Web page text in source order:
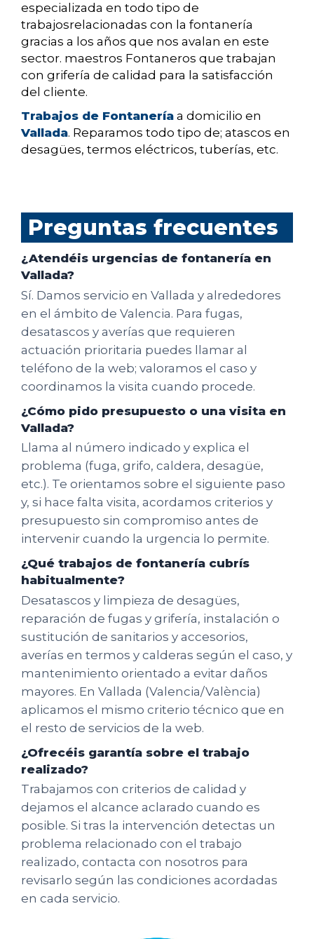
especializada en todo tipo de
trabajosrelacionadas con la fontanería
gracias a los años que nos avalan en este
sector. maestros Fontaneros que trabajan
con grifería de calidad para la satisfacción
del cliente.
Trabajos de Fontanería a domicilio en
Vallada. Reparamos todo tipo de; atascos en
desagües, termos eléctricos, tuberías, etc.
Preguntas frecuentes
¿Atendéis urgencias de fontanería en
Vallada?
Sí. Damos servicio en Vallada y alrededores
en el ámbito de Valencia. Para fugas,
desatascos y averías que requieren
actuación prioritaria puedes llamar al
teléfono de la web; valoramos el caso y
coordinamos la visita cuando procede.
¿Cómo pido presupuesto o una visita en
Vallada?
Llama al número indicado y explica el
problema (fuga, grifo, caldera, desagüe,
etc.). Te orientamos sobre el siguiente paso
y, si hace falta visita, acordamos criterios y
presupuesto sin compromiso antes de
intervenir cuando la urgencia lo permite.
¿Qué trabajos de fontanería cubrís
habitualmente?
Desatascos y limpieza de desagües,
reparación de fugas y grifería, instalación o
sustitución de sanitarios y accesorios,
averías en termos y calderas según el caso, y
mantenimiento orientado a evitar daños
mayores. En Vallada (Valencia/València)
aplicamos el mismo criterio técnico que en
el resto de servicios de la web.
¿Ofrecéis garantía sobre el trabajo
realizado?
Trabajamos con criterios de calidad y
dejamos el alcance aclarado cuando es
posible. Si tras la intervención detectas un
problema relacionado con el trabajo
realizado, contacta con nosotros para
revisarlo según las condiciones acordadas
en cada servicio.